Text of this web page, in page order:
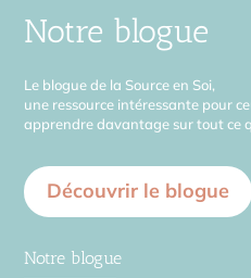
Notre blogue
Le blogue de la Source en Soi,
une ressource intéressante pour
apprendre davantage sur tout ce
Découvrir le blogue
Notre blogue